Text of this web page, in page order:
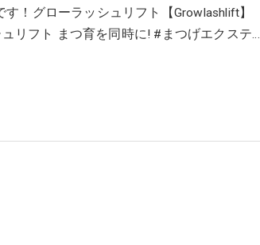
！グローラッシュリフト【Growlashlift】
リフト まつ育を同時に! #まつげエクステ…